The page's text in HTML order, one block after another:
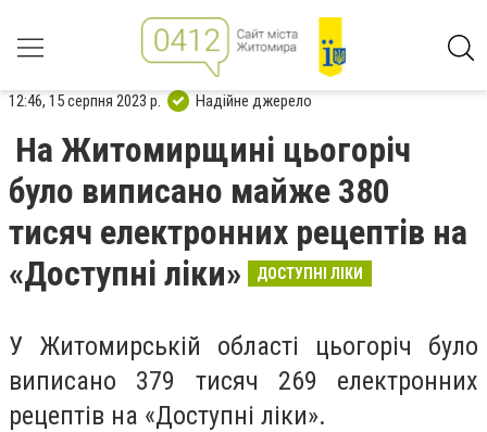
12:46, 15 серпня 2023 р. Надійне джерело
На Житомирщині цьогоріч
було виписано майже 380
тисяч електронних рецептів на
«Доступні ліки»
ДОСТУПНІ ЛІКИ
У Житомирській області цьогоріч було
виписано 379 тисяч 269 електронних
рецептів на «Доступні ліки».